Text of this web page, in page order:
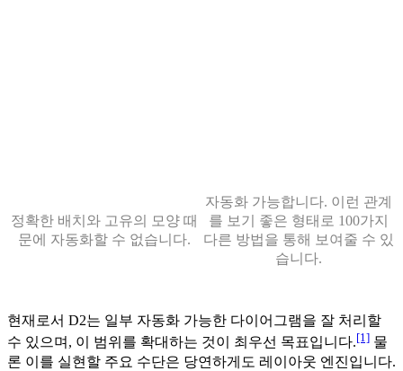
정확한 배치와 고유의 모양 때
문에 자동화할 수 없습니다.
자동화 가능합니다. 이런 관계
를 보기 좋은 형태로 100가지
다른 방법을 통해 보여줄 수 있
습니다.
현재로서 D2는 일부 자동화 가능한 다이어그램을 잘 처리할
수 있으며, 이 범위를 확대하는 것이 최우선 목표입니다.[1] 물
론 이를 실현할 주요 수단은 당연하게도 레이아웃 엔진입니다.